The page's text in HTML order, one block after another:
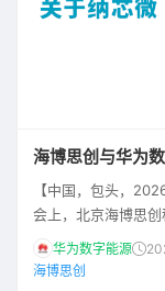
海博思创与华为
【中国，包头，
会上，北京海博思创
华为数字能源技术有
战略合作协议，海
华为数字能源
海博思创